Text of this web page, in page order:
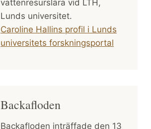
vattenresurslära vid LTH,
Lunds universitet.
Caroline Hallins profil i Lunds
universitets forskningsportal
Backafloden
Backafloden inträffade den 13